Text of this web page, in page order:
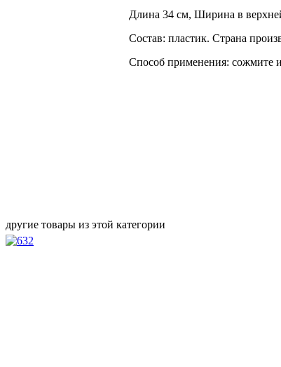
Длина 34 см, Ширина в
Состав: пластик. Страна
Способ применения: сожмите
другие товары из этой категории